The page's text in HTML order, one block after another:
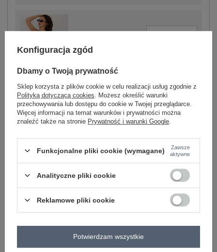
granatowy
-
M/L 2016103401994
ZALOGUJ SIĘ I ZOBACZ CENĘ
Masz pytanie? Chętnie pomożemy.
Zadzwoń+48 601 547 740 Zadaj pytanie
skład materiału : 65% bawełna, 35% poliester
Konfiguracja zgód
Dbamy o Twoją prywatność
Sklep korzysta z plików cookie w celu realizacji usług zgodnie z
Polityką dotyczącą cookies . Możesz określić warunki
przechowywania lub dostępu do cookie w Twojej przeglądarce.
Więcej informacji na temat warunków i prywatności można
znaleźć także na stronie Prywatność i warunki Google
Funkcjonalne pliki cookie (wymagane)
Zawsze
aktywne
Analityczne pliki cookie
Reklamowe pliki cookie
Potwierdzam wszystkie